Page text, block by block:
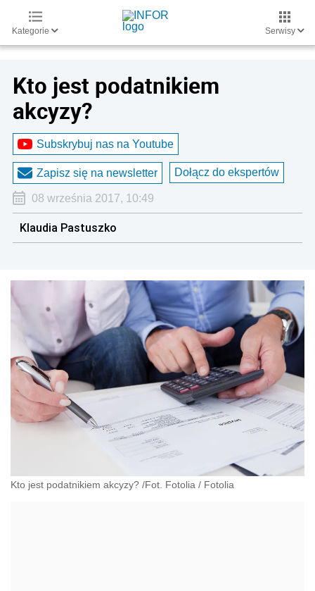
Kategorie Serwisy
Kto jest podatnikiem
akcyzy?
Subskrybuj nas na Youtube
Zapisz się na newsletter Dołącz do ekspertów
08 września 2017, 10:49
Klaudia Pastuszko
Kto jest podatnikiem akcyzy? /Fot. Fotolia / Fotolia